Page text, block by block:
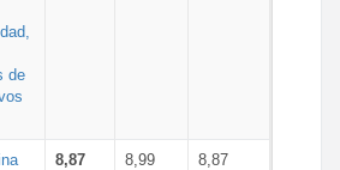
de
8,87 8,99 8,87